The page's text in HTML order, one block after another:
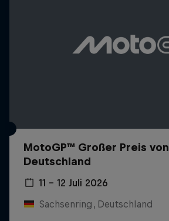
MotoGP™ Großer Preis von
Deutschland
11 – 12 Juli 2026
Sachsenring, Deutschland